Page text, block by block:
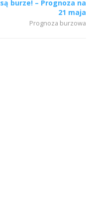
są burze! – Prognoza na
21 maja
Prognoza burzowa